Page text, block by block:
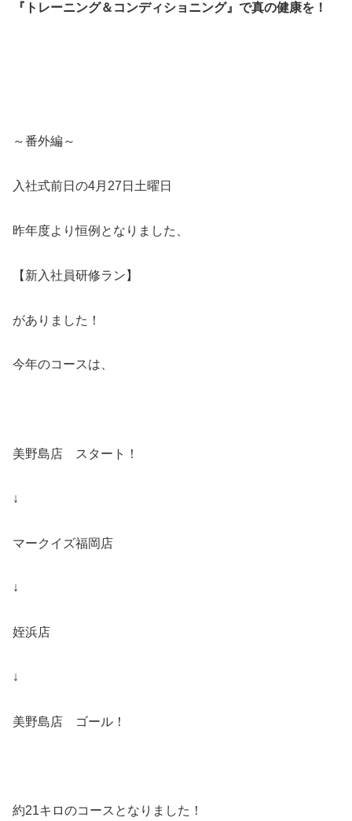
『トレーニング＆コンディショニング』で真の健康を！
～番外編～
入社式前日の4月27日土曜日
昨年度より恒例となりました、
【新入社員研修ラン】
がありました！
今年のコースは、
美野島店 スタート！
↓
マークイズ福岡店
↓
姪浜店
↓
美野島店 ゴール！
約21キロのコースとなりました！